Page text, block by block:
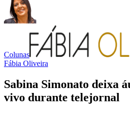
Colunas
Fábia Oliveira
Sabina Simonato deixa
vivo durante telejornal